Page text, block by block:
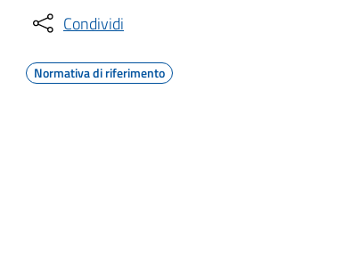
Condividi
Normativa di riferimento